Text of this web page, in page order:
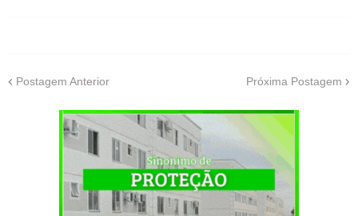
Postagem Anterior Próxima Postagem